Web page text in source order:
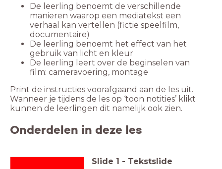
De leerling benoemt de verschillende
manieren waarop een mediatekst een
verhaal kan vertellen (fictie speelfilm,
documentaire)
De leerling benoemt het effect van het
gebruik van licht en kleur
De leerling leert over de beginselen van
film: cameravoering, montage
Print de instructies voorafgaand aan de les uit.
Wanneer je tijdens de les op ‘toon notities’ klikt
kunnen de leerlingen dit namelijk ook zien.
Onderdelen in deze les
Slide 1 - Tekstslide